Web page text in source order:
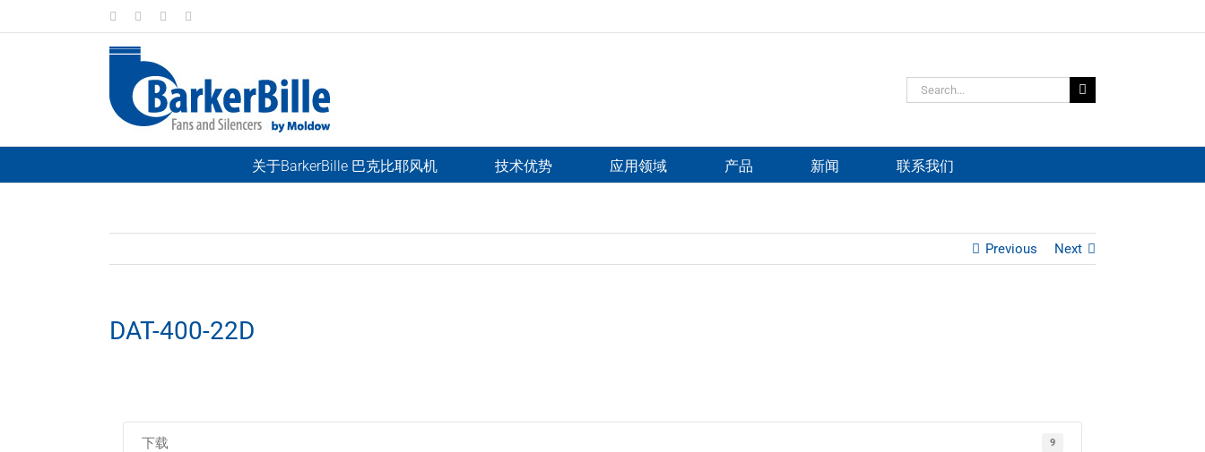
to
LinkedInFacebookInstagram
Search
for:
关于BarkerBille 巴克比耶风机 技术优势 应用领域 产品 新闻 联系我们
Previous Next
DAT-400-22D
下载 9